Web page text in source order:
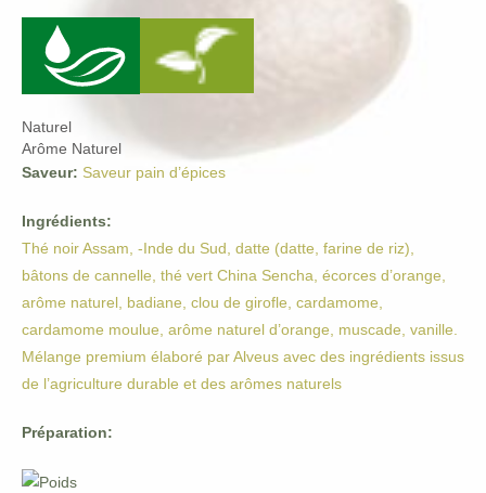
Naturel
Arôme Naturel
Saveur: Saveur pain d’épices
Ingrédients:
Thé noir Assam, -Inde du Sud, datte (datte, farine de riz),
bâtons de cannelle, thé vert China Sencha, écorces d’orange,
arôme naturel, badiane, clou de girofle, cardamome,
cardamome moulue, arôme naturel d’orange, muscade, vanille.
Mélange premium élaboré par Alveus avec des ingrédients issus
de l’agriculture durable et des arômes naturels
Préparation: